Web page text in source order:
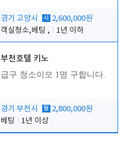
경기 고양시 시
2,600,000원
객실청소,베팅 ,
1년 이하
부천호텔 키노
급구 청소이모 1명 구합니다.
경기 부천시 월 2,800,000원
베팅
1년 이상